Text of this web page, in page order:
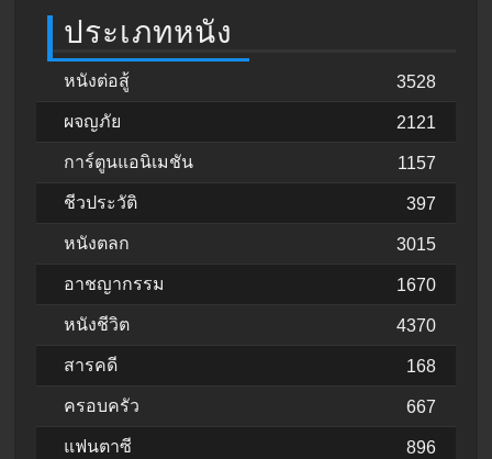
ประเภทหนัง
หนังต่อสู้ 3528
ผจญภัย 2121
การ์ตูนแอนิเมชัน 1157
ชีวประวัติ 397
หนังตลก 3015
อาชญากรรม 1670
หนังชีวิต 4370
สารคดี 168
ครอบครัว 667
แฟนตาซี 896